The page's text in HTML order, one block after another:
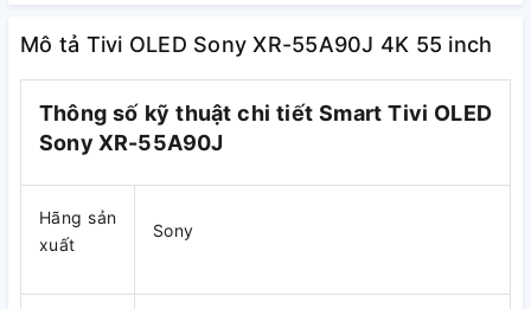
Mô tả Tivi OLED Sony XR-55A90J 4K 55 inch
Thông số kỹ thuật chi tiết Smart Tivi OLED
Sony XR-55A90J
Hãng sản
xuất
Sony